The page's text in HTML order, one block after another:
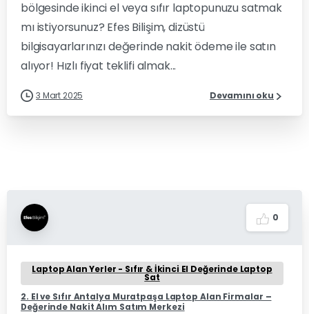
bölgesinde ikinci el veya sıfır laptopunuzu satmak
mı istiyorsunuz? Efes Bilişim, dizüstü
bilgisayarlarınızı değerinde nakit ödeme ile satın
alıyor! Hızlı fiyat teklifi almak...
3 Mart 2025 Devamını oku
0
Laptop Alan Yerler - Sıfır & İkinci El Değerinde Laptop
Sat
2. El ve Sıfır Antalya Muratpaşa Laptop Alan Firmalar –
Değerinde Nakit Alım Satım Merkezi